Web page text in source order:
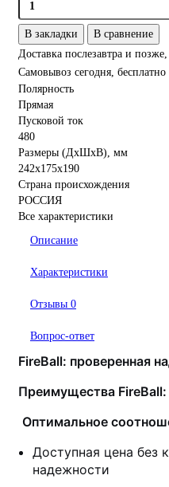
В закладки
В сравнение
Доставка послезавтра и
Самовывоз сегодня, бесплатно
Полярность
Прямая
Пусковой ток
480
Размеры (ДхШхВ), мм
242х175х190
Страна происхождения
РОССИЯ
Все характеристики
Описание
Характеристики
Отзывы 0
Вопрос-ответ
FireBall: проверенная
Преимущества FireBall:
Оптимальное
Доступная цена без
надежности